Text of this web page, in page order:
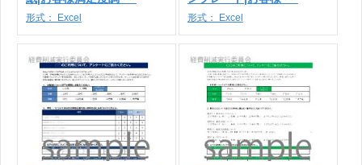
形式： Excel 形式： Excel